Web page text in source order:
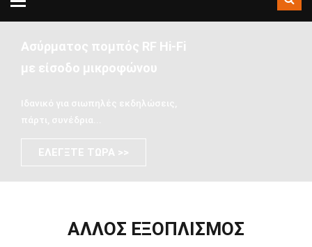
Ασύρματος πομπός RF Hi-Fi
με είσοδο μικροφώνου
Ιδανικό για σιωπηλές εκδηλώσεις,
πάρτι, συνέδρια...
ΕΛΈΓΞΤΕ ΤΏΡΑ >>
ΆΛΛΟΣ ΕΞΟΠΛΙΣΜΌΣ